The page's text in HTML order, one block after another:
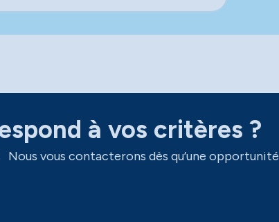
à vos critères ?
vous contacterons dès qu’une opportunité